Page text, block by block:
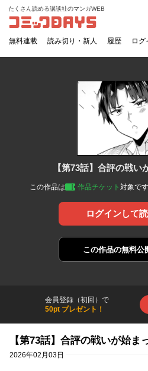
コミックDAYS
たくさん読める講談社のマンガWEB
無料連載 読み切り・新人 履歴 ログ
【第73話】合評の戦い
この作品は 作品チケット 対象で
ログインして
この作品の無料公
会員登録（初回）で
50pt プレゼント！
【第73話】合評の戦いが始ま
2026年02月03日